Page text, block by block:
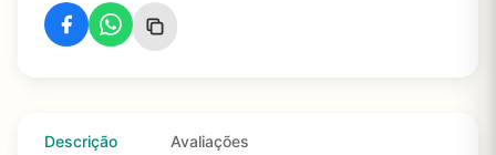
Descrição Avaliações